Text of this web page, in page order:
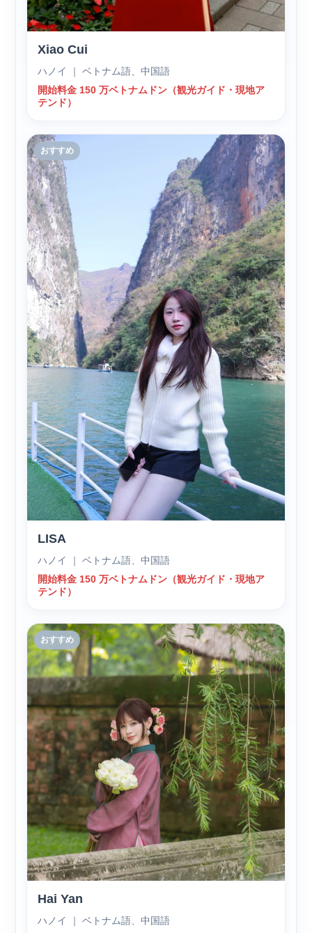
Xiao Cui
ハノイ ｜ ベトナム語、中国語
開始料金 150 万ベトナムドン（観光ガイド・現地ア
テンド）
おすすめ
LISA
ハノイ ｜ ベトナム語、中国語
開始料金 150 万ベトナムドン（観光ガイド・現地ア
テンド）
おすすめ
Hai Yan
ハノイ ｜ ベトナム語、中国語